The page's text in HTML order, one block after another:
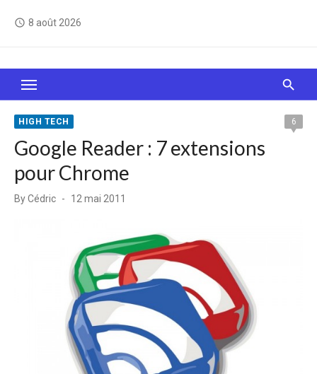
access_time 8 août 2026
Le Web, c'est comme une boîte de chocolats… On
sait jamais sur quoi on va tomber !
HIGH TECH 6
Google Reader : 7 extensions
pour Chrome
ByCédric
Posted
12 mai 2011